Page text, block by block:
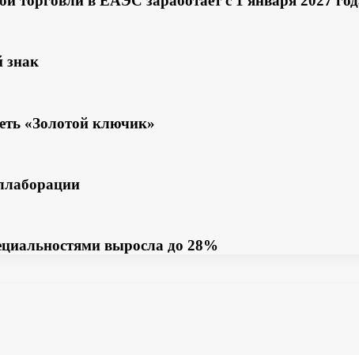
знак
«Золотой ключик»
выросла до 28%